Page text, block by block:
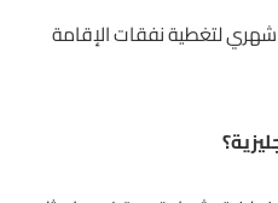
لتغطية نفقات الإقامة